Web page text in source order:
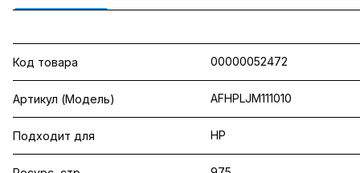
Код товара 00000052472
Артикул (Модель) AFHPLJM111010
Подходит для HP